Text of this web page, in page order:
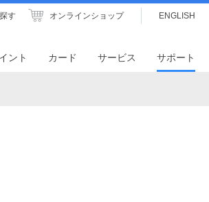
す オンラインショップ ENGLISH
ント カード サービス サポート